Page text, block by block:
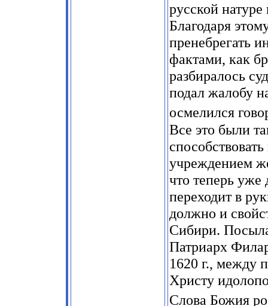
русской
Благодаря
пренебрегать
фактами, как
разбиралось
подал жалобу
осмелился
Все это были
учреждением
что теперь уже
переходит в
должно и
Сибири.
Патриарх
1620 г., между
Христу
Слова Божия